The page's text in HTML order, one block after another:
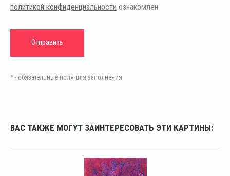
политикой конфиденциальности ознакомлен
* - обязательные поля для заполнения
ВАС ТАКЖЕ МОГУТ ЗАИНТЕРЕСОВАТЬ ЭТИ КАРТИНЫ: